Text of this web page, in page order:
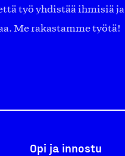
työ yhdistää ihmisiä ja
Me rakastamme työtä!
Opi ja innostu